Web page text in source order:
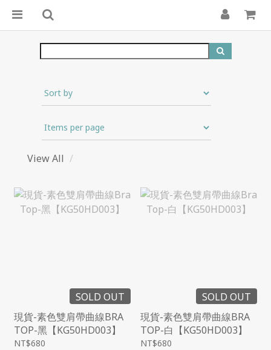
View All
SOLD OUT
現貨-素色雙肩帶曲線BRA
TOP-黑【KG50HD003】
NT$680
SOLD OUT
現貨-素色雙肩帶曲線BRA
TOP-白【KG50HD003】
NT$680